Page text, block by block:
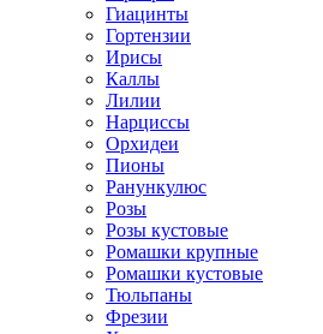
Гиацинты
Гортензии
Ирисы
Каллы
Лилии
Нарциссы
Орхидеи
Пионы
Ранункулюс
Розы
Розы кустовые
Ромашки крупные
Ромашки кустовые
Тюльпаны
Фрезии